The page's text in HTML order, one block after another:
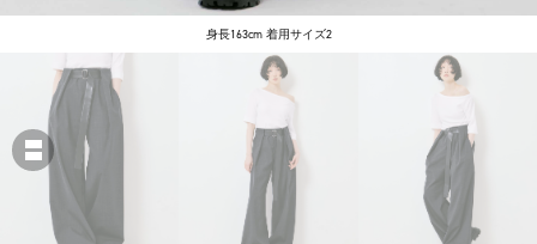
身長163cm 着用サイズ2